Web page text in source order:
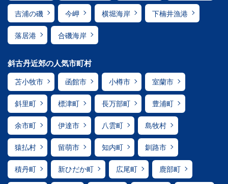
吉浦の磯 今岬 横堀海岸 下楠井漁港
落居港 合磯海岸
斜古丹近郊の人気市町村
苫小牧市 函館市 小樽市 室蘭市
斜里町 標津町 長万部町 豊浦町
余市町 伊達市 八雲町 島牧村
猿払村 留萌市 知内町 釧路市
積丹町 新ひだか町 広尾町 鹿部町